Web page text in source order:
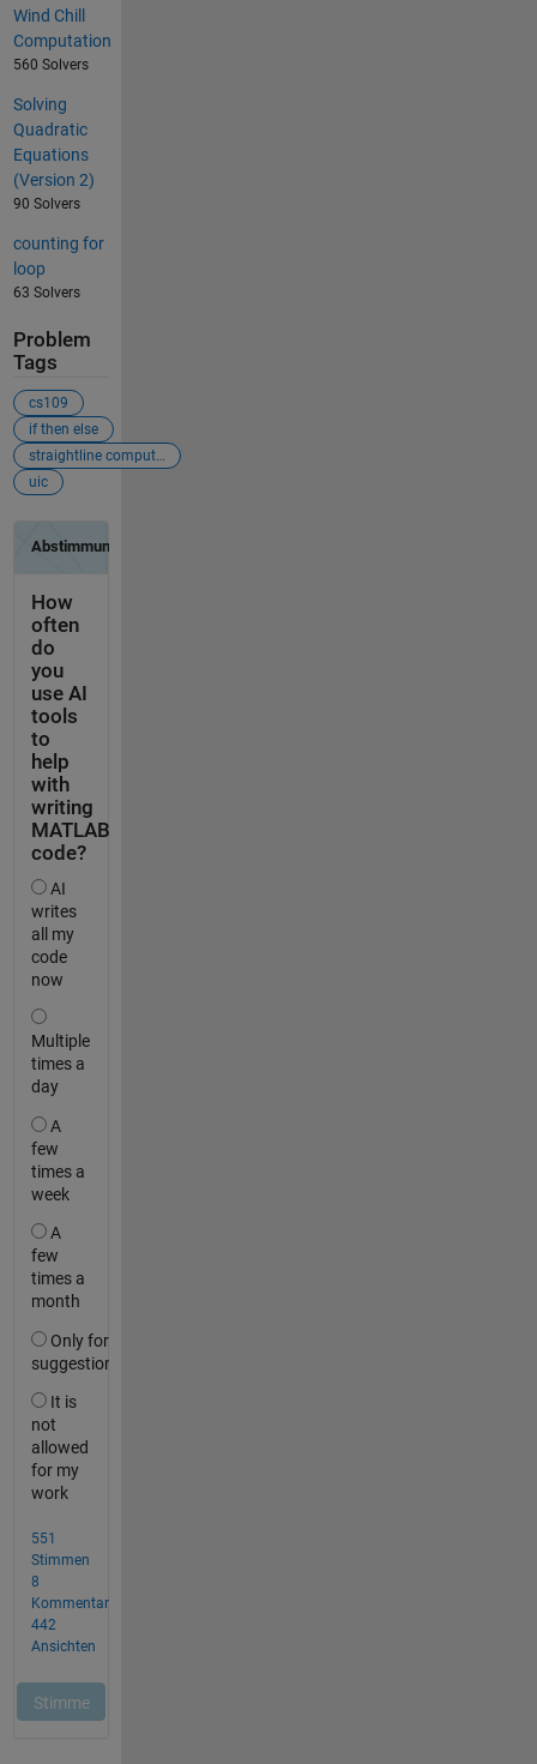
Wind Chill
Computation
560 Solvers
Solving
Quadratic
Equations
(Version 2)
90 Solvers
counting for
loop
63 Solvers
Problem
Tags
cs109
if then else
straightline computation
uic